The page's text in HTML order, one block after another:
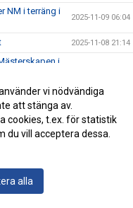
NM i terräng i
2025-11-09 06:04
2025-11-08 21:14
i
2025-11-07 07:02
januari
2025-11-05 22:37
vi nödvändiga
att stänga av.
cookies, t.ex. för statistik
du vill acceptera dessa.
alla